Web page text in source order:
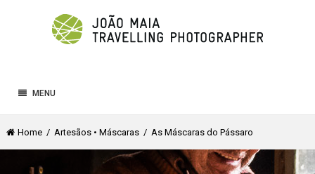
MENU
Home/ Artesãos• Máscaras/ As Máscaras do Pássaro